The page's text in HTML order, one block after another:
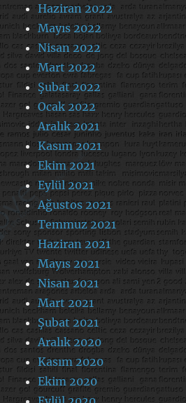
Haziran 2022
Mayıs 2022
Nisan 2022
Mart 2022
Şubat 2022
Ocak 2022
Aralık 2021
Kasım 2021
Ekim 2021
Eylül 2021
Ağustos 2021
Temmuz 2021
Haziran 2021
Mayıs 2021
Nisan 2021
Mart 2021
Şubat 2021
Aralık 2020
Kasım 2020
Ekim 2020